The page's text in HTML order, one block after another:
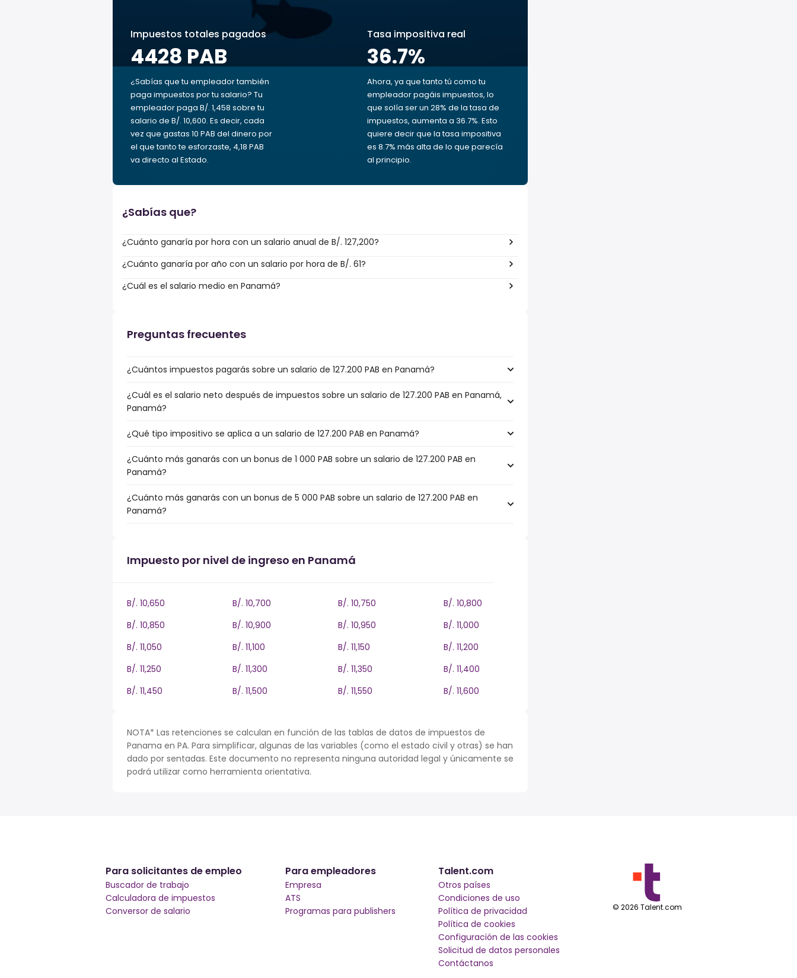
Impuestos totales pagados
4428 PAB
¿Sabías que tu empleador también
paga impuestos por tu salario? Tu
empleador paga B/. 1,458 sobre tu
salario de B/. 10,600. Es decir, cada
vez que gastas 10 PAB del dinero por
el que tanto te esforzaste, 4,18 PAB
va directo al Estado.
Tasa impositiva real
36.7%
Ahora, ya que tanto tú como tu
empleador pagáis impuestos, lo
que solía ser un 28% de la tasa de
impuestos, aumenta a 36.7%. Esto
quiere decir que la tasa impositiva
es 8.7% más alta de lo que parecía
al principio.
¿Sabías que?
¿Cuánto ganaría por hora con un salario anual de B/. 127,200?
¿Cuánto ganaría por año con un salario por hora de B/. 61?
¿Cuál es el salario medio en Panamá?
Preguntas frecuentes
¿Cuántos impuestos pagarás sobre un salario de 127.200 PAB en Panamá?
¿Cuál es el salario neto después de impuestos sobre un salario de 127.200 PAB en Panamá,
Panamá?
¿Qué tipo impositivo se aplica a un salario de 127.200 PAB en Panamá?
¿Cuánto más ganarás con un bonus de 1 000 PAB sobre un salario de 127.200 PAB en
Panamá?
¿Cuánto más ganarás con un bonus de 5 000 PAB sobre un salario de 127.200 PAB en
Panamá?
Impuesto por nivel de ingreso en Panamá
B/. 10,650 B/. 10,700 B/. 10,750
B/. 10,800
B/. 10,850
B/. 10,900 B/. 10,950
B/. 11,000
B/. 11,050
B/. 11,100 B/. 11,150
B/. 11,200
B/. 11,250
B/. 11,300 B/. 11,350
B/. 11,400
B/. 11,450
B/. 11,500 B/. 11,550 B/. 11,600
NOTA* Las retenciones se calculan en función de las tablas de datos de impuestos de
Panama en PA. Para simplificar, algunas de las variables (como el estado civil y otras) se han
dado por sentadas. Este documento no representa ninguna autoridad legal y únicamente se
podrá utilizar como herramienta orientativa.
Para solicitantes de empleo
Buscador de trabajo
Calculadora de impuestos
Conversor de salario
Para empleadores
Empresa
ATS
Programas para publishers
Talent.com
Otros países
Condiciones de uso
Política de privacidad
Política de cookies
Configuración de las cookies
Solicitud de datos personales
Contáctanos
© 2026 Talent.com